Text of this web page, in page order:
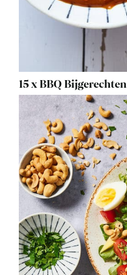
15 x BBQ Bijgerechten